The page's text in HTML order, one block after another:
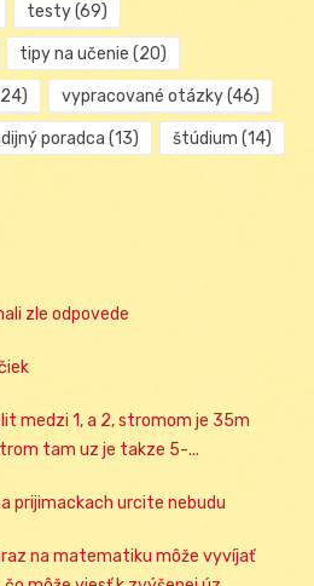
testy(69)
tipy na učenie (20)
vypracované otázky(46)
poradca (13) štúdium (14)
zle odpovede
medzi 1, a 2, stromom je 35m
tam uz je takze 5-...
prijimackach urcite nebudu
na matematiku môže vyvíjať